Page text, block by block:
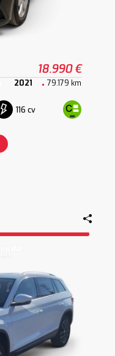
18.990 €
2021 79.179 km
116 cv